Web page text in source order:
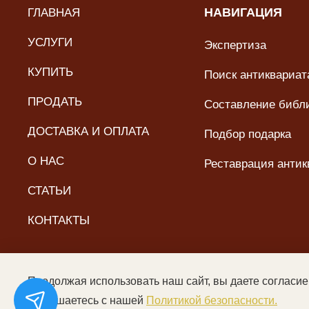
ГЛАВНАЯ
УСЛУГИ
КУПИТЬ
ПРОДАТЬ
ДОСТАВКА И ОПЛАТА
О НАС
СТАТЬИ
КОНТАКТЫ
НАВИГАЦИЯ
Экспертиза
Поиск
Составление
Подбор подарка
Реставрация
© ООО «Читальный зал дяди Гиляя», 2017–2026. Все
Цены не являются
Продолжая использовать наш сайт, вы даете
соглашаетесь с нашей Политикой безопасности.